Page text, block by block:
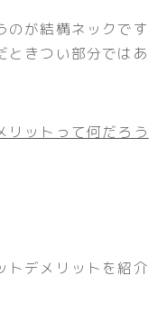
のが結構ネックです
ときつい部分ではあ
リットって何だろう
トデメリットを紹介